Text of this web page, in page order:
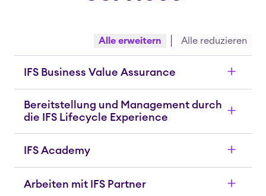
Alle erweitern Alle reduzieren
IFS Business Value Assurance
Bereitstellung und Management durch
die IFS Lifecycle Experience
IFS Academy
Arbeiten mit IFS Partner